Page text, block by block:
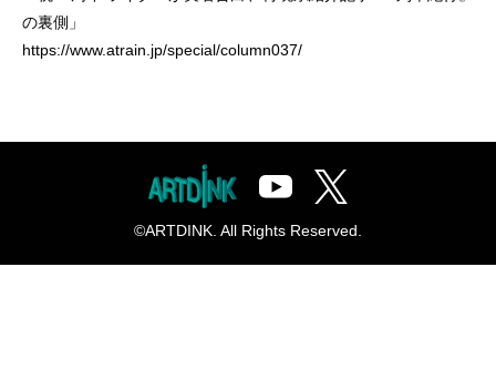
の裏側」
https://www.atrain.jp/special/column037/
©ARTDINK. All Rights Reserved.